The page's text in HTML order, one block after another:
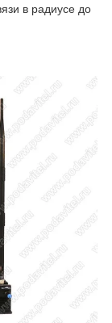
в радиусе до